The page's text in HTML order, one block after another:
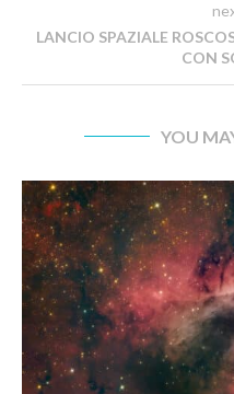
LANCIO SPAZIALE
CON
YOU